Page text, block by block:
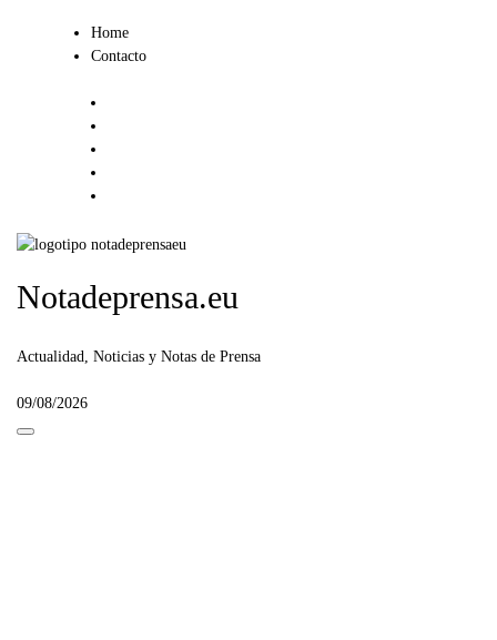
Home
Contacto
Notadeprensa.eu
Actualidad, Noticias y Notas de Prensa
09/08/2026